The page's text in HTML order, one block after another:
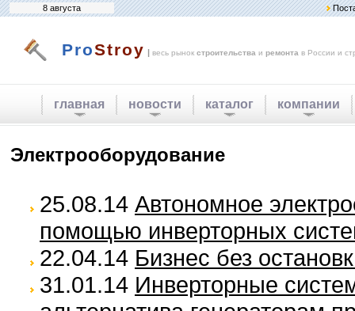
8 августа
ProStroy | весь рынок строительства и ремонта в России и
главная новости каталог компании
Электрооборудование
25.08.14 Автономное
помощью инверторных
22.04.14 Бизнес без
31.01.14 Инверторные